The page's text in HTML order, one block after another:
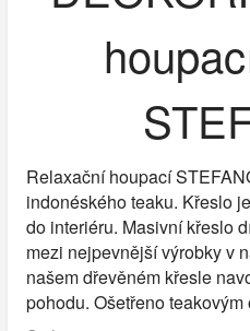
Relaxační houpací
indonéského teaku. Křeslo
do interiéru. Masivní křeslo
mezi nejpevnější výrobky v
našem dřevěném křesle
pohodu. Ošetřeno teakovým